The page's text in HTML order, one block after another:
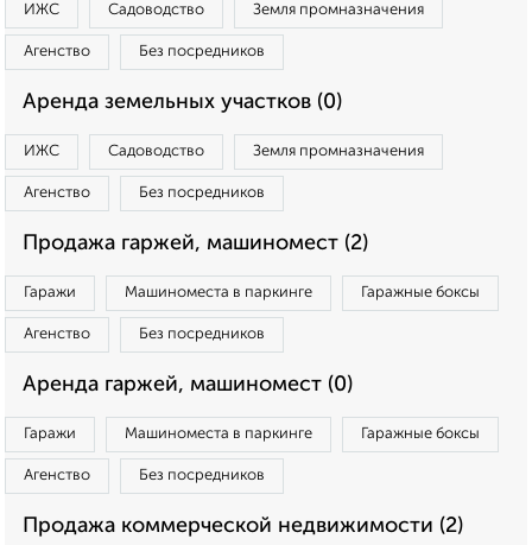
ИЖС Садоводство Земля промназначения
Агенство Без посредников
Аренда земельных участков (0)
ИЖС Садоводство Земля промназначения
Агенство Без посредников
Продажа гаржей, машиномест (2)
Гаражи Машиноместа в паркинге Гаражные боксы
Агенство Без посредников
Аренда гаржей, машиномест (0)
Гаражи Машиноместа в паркинге Гаражные боксы
Агенство Без посредников
Продажа коммерческой недвижимости (2)